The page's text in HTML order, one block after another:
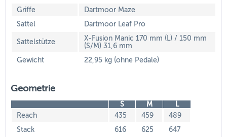
Griffe
Dartmoor Maze
Sattel
Dartmoor Leaf Pro
Sattelstütze
X-Fusion Manic 170 mm (L) / 150 mm
(S/M) 31,6 mm
Gewicht
22,95 kg (ohne Pedale)
Geometrie
S M
L
Reach
435 459
489
Stack
616 625
647